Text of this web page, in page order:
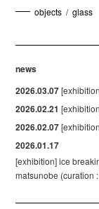
objects / glass
news
2026.03.07
2026.02.21
2026.02.07
2026.01.17
[exhibition] ice
matsunobe (curation